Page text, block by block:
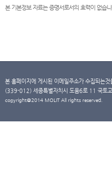
본 기본정보 자료는 증명서로서의 효력이 없습니
본 홈페이지에 게시된 이메일주소가 수집되는
(339-012) 세종특별자치시 도움6로 11 국
copyright@2014 MOLIT All rights reserved.